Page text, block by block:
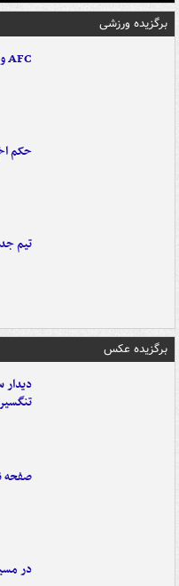
برگزیده ورزشی
AFC و کونکاکاف هم علیه اینفانتینو شدند
حکم
تیم
برگزیده عکس
دیدار
صفحه
در